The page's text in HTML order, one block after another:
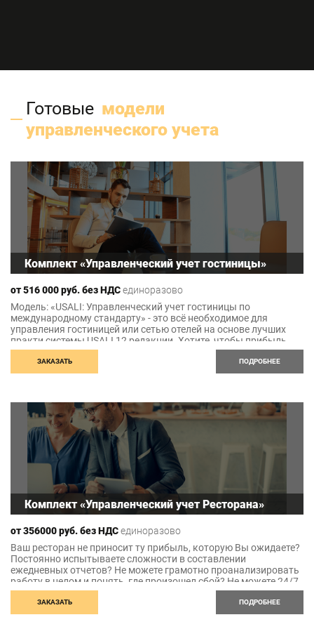
Готовые модели
управленческого учета
Комплект «Управленческий учет гостиницы»
от 516 000 руб. без НДСединоразово
Модель: «USALI: Управленческий учет гостиницы по
международному стандарту» - это всё необходимое для
управления гостиницей или сетью отелей на основе лучших
практи системы USALI 12 редакции. Хотите, чтобы прибыль
отеля была больше? Много времени уходит на подготовку
отчетов? Не справляетесь с потоком ежедневных событий,
которые нужно отразить в системе? Не до конца уверены,
ЗАКАЗАТЬ ПОДРОБНЕЕ
Комплект «Управленческий учет Ресторана»
от 356000 руб. без НДСединоразово
Ваш ресторан не приносит ту прибыль, которую Вы ожидаете?
Постоянно испытываете сложности в составлении
ежедневных отчетов? Не можете грамотно проанализировать
работу в целом и понять, где произошел сбой? Не можете 24/7
находиться в заведении и отслеживать работу? Мы
предлагаем исправить ситуацию. Готовая модель: «USAR:
Управленческий учет ресторана» при использовании веб-
ЗАКАЗАТЬ ПОДРОБНЕЕ